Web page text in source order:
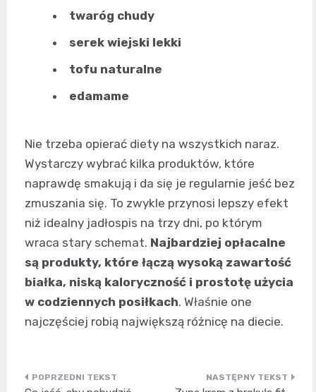
twaróg chudy
serek wiejski lekki
tofu naturalne
edamame
Nie trzeba opierać diety na wszystkich naraz.
Wystarczy wybrać kilka produktów, które
naprawdę smakują i da się je regularnie jeść bez
zmuszania się. To zwykle przynosi lepszy efekt
niż idealny jadłospis na trzy dni, po którym
wraca stary schemat. Najbardziej opłacalne
są produkty, które łączą wysoką zawartość
białka, niską kaloryczność i prostotę użycia
w codziennych posiłkach. Właśnie one
najczęściej robią największą różnicę na diecie.
Nawigacja